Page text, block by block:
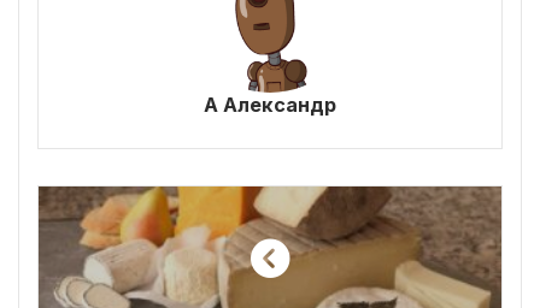
А Александр